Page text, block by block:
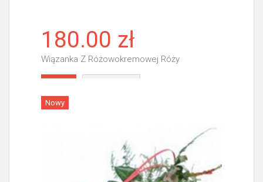
180.00 zł
Wiązanka Z Różowokremowej Róży
Nowy